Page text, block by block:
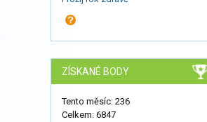
ZÍSKANÉ BODY
Tento měsíc: 236
Celkem: 6847